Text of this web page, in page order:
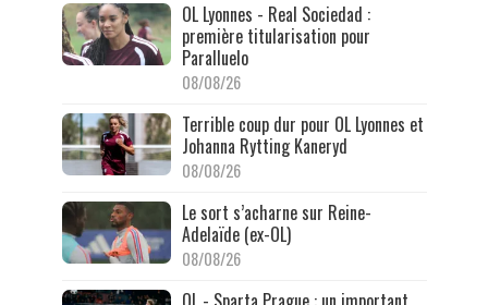
OL Lyonnes - Real Sociedad :
première titularisation pour
Paralluelo
08/08/26
Terrible coup dur pour OL Lyonnes et
Johanna Rytting Kaneryd
08/08/26
Le sort s’acharne sur Reine-
Adelaïde (ex-OL)
08/08/26